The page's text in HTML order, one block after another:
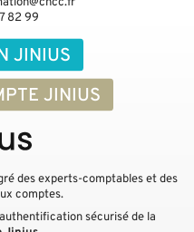
JINIUS
JINIUS
82 99
des experts-comptables et des
comptes.
sécurisé de la